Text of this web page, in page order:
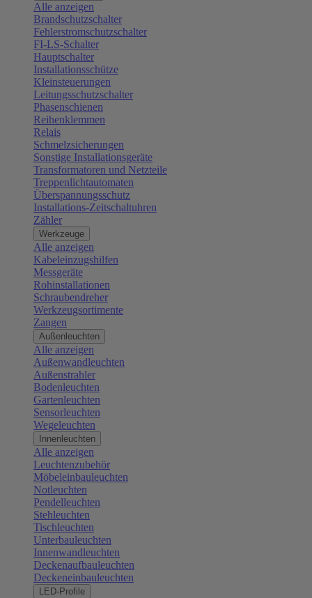
Alle anzeigen
Brandschutzschalter
Fehlerstromschutzschalter
FI-LS-Schalter
Hauptschalter
Installationsschütze
Kleinsteuerungen
Leitungsschutzschalter
Phasenschienen
Reihenklemmen
Relais
Schmelzsicherungen
Sonstige Installationsgeräte
Transformatoren und Netzteile
Treppenlichtautomaten
Überspannungsschutz
Installations-Zeitschaltuhren
Zähler
Werkzeuge
Alle anzeigen
Kabeleinzugshilfen
Messgeräte
Rohinstallationen
Schraubendreher
Werkzeugsortimente
Zangen
Außenleuchten
Alle anzeigen
Außenwandleuchten
Außenstrahler
Bodenleuchten
Gartenleuchten
Sensorleuchten
Wegeleuchten
Innenleuchten
Alle anzeigen
Leuchtenzubehör
Möbeleinbauleuchten
Notleuchten
Pendelleuchten
Stehleuchten
Tischleuchten
Unterbauleuchten
Innenwandleuchten
Deckenaufbauleuchten
Deckeneinbauleuchten
LED-Profile